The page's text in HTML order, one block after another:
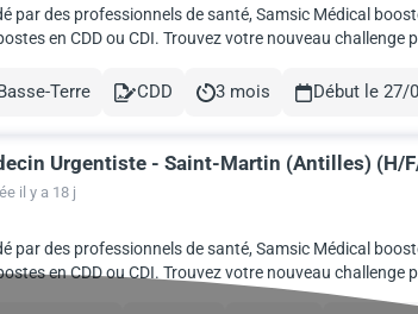
par des professionnels de santé, Samsic Médical
en CDD ou CDI. Trouvez votre nouveau challenge
Terre
Contract
CDD
Durée
3 mois Début le 27/
Urgentiste - Saint-Martin (Antilles) (H/
il y a 18 j
par des professionnels de santé, Samsic Médical
en CDD ou CDI. Trouvez votre nouveau challenge